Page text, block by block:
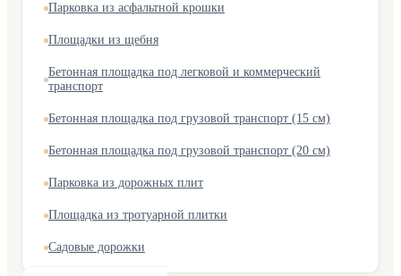
Парковка из асфальтной крошки
Площадки из щебня
Бетонная площадка под легковой и коммерческий
транспорт
Бетонная площадка под грузовой транспорт (15 см)
Бетонная площадка под грузовой транспорт (20 см)
Парковка из дорожных плит
Площадка из тротуарной плитки
Садовые дорожки